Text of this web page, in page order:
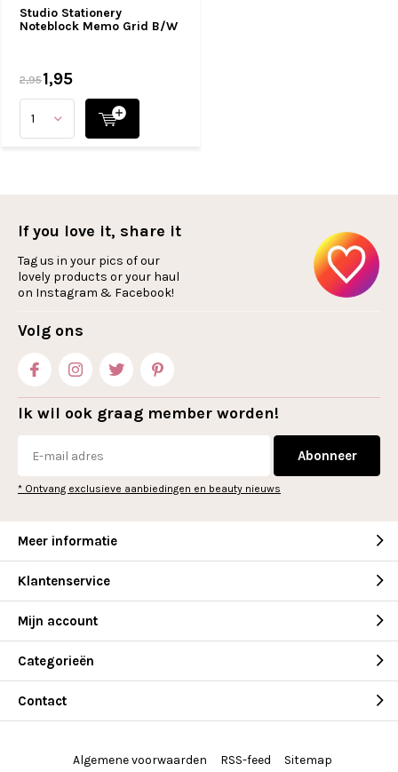
Studio Stationery
Noteblock Memo Grid B/W
2,951,95
If you love it, share it
Tag us in your pics of our
lovely products or your haul
on Instagram & Facebook!
Volg ons
Ik wil ook graag member worden!
Abonneer
* Ontvang exclusieve aanbiedingen en beauty nieuws
Meer informatie
Klantenservice
Mijn account
Categorieën
Contact
Algemene voorwaarden RSS-feed Sitemap